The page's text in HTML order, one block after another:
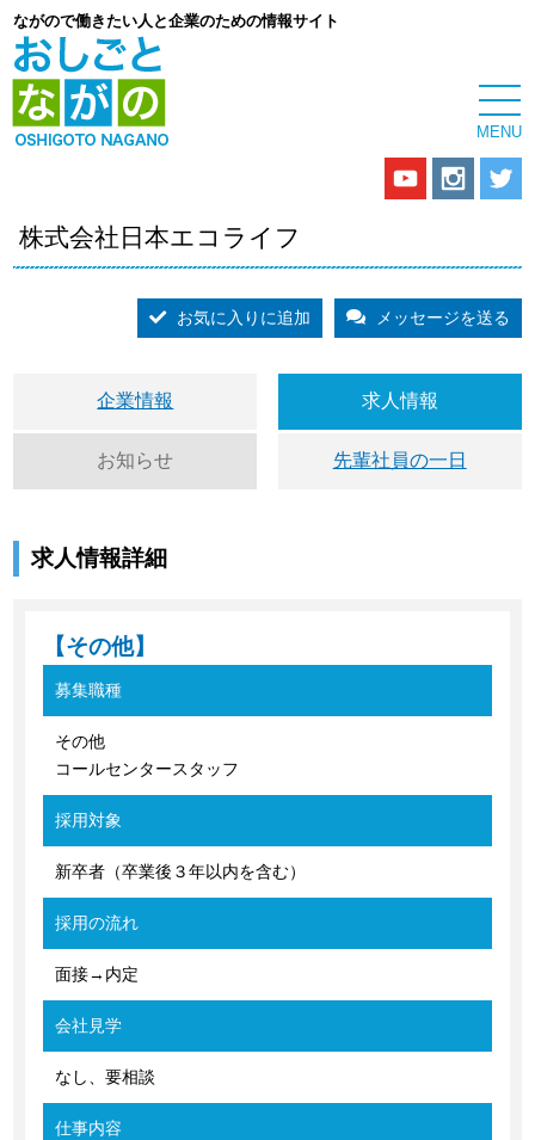
ながので働きたい人と企業のための情報サイト
株式会社日本エコライフ
お気に入りに追加 メッセージを送る
企業情報 求人情報
お知らせ 先輩社員の一日
求人情報詳細
【その他】
募集職種
その他
コールセンタースタッフ
採用対象
新卒者（卒業後３年以内を含む）
採用の流れ
面接→内定
会社見学
なし、要相談
仕事内容